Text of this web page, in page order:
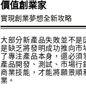
價值創業家
實現創業夢想全新攻略
大部分新產品失敗並不是
是缺乏將發明成功推向市
了專注產品本身，還必須
產品開發、測試、市場行
商業技能，才能將願景順
業。